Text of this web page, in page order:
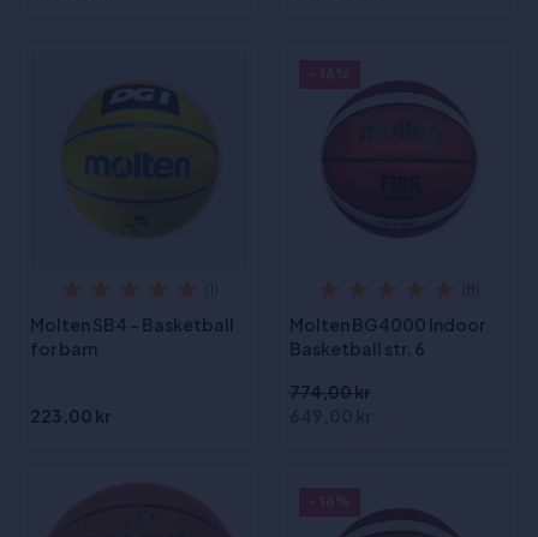
Molten SB4 - Basketball
for barn
223,00 kr
Molten BG4000 Indoor
Basketball str. 6
774,00 kr
649,00 kr